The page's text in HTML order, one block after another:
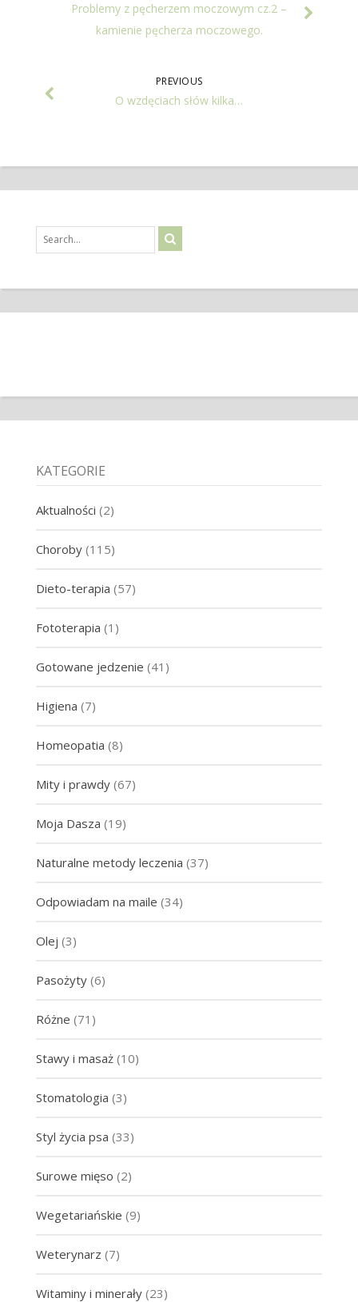
Problemy z pęcherzem moczowym cz.2 –
kamienie pęcherza moczowego.
PREVIOUS
O wzdęciach słów kilka…
KATEGORIE
Aktualności (2)
Choroby(115)
Dieto-terapia (57)
Fototerapia (1)
Gotowane jedzenie (41)
Higiena (7)
Homeopatia (8)
Mity i prawdy(67)
Moja Dasza (19)
Naturalne metody leczenia (37)
Odpowiadam na maile (34)
Olej (3)
Pasożyty(6)
Różne (71)
Stawy i masaż(10)
Stomatologia (3)
Styl życia psa (33)
Surowe mięso (2)
Wegetariańskie (9)
Weterynarz (7)
Witaminy i minerały(23)